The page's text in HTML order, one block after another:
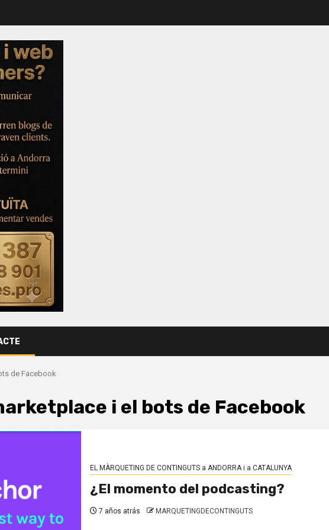
de Facebook
i el bots de Facebook
EL MÀRQUETING DE CONTINGUTS a ANDORRA i a CATALUNYA
¿El momento del podcasting?
7 años atrás MARQUETINGDECONTINGUTS